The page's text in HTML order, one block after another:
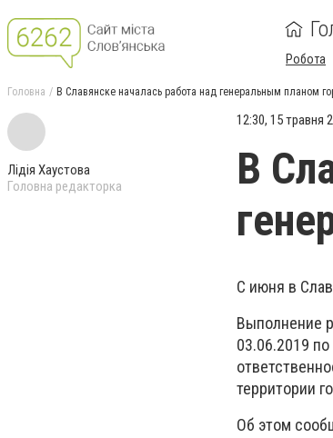
Робота
Головна В Славянске началась работа над генеральным планом
Лідія Хаустова
Головна редакторка
12:30, 15 травня
В
С июня в
Выполнение
03.06.2019
территории
Об этом